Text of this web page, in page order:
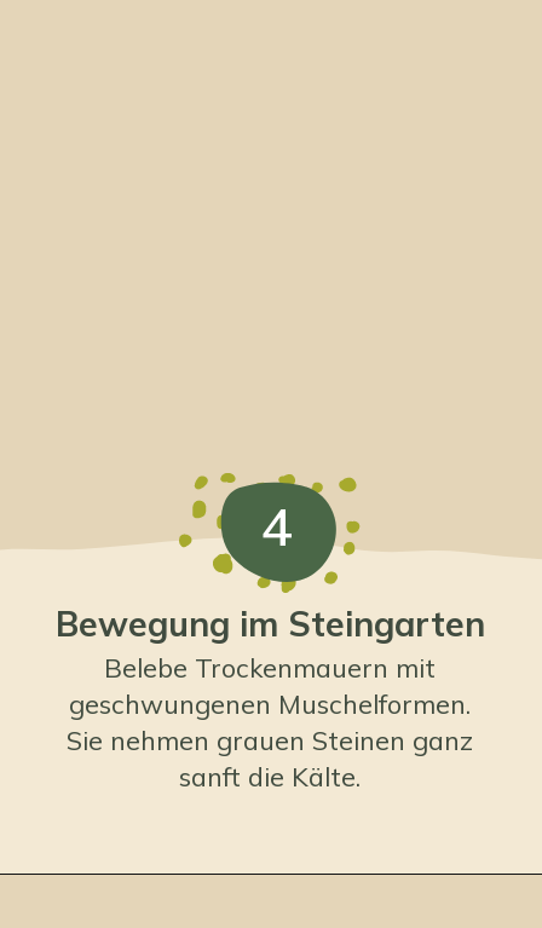
4
Bewegung im Steingarten
Belebe Trockenmauern mit
geschwungenen Muschelformen.
Sie nehmen grauen Steinen ganz
sanft die Kälte.